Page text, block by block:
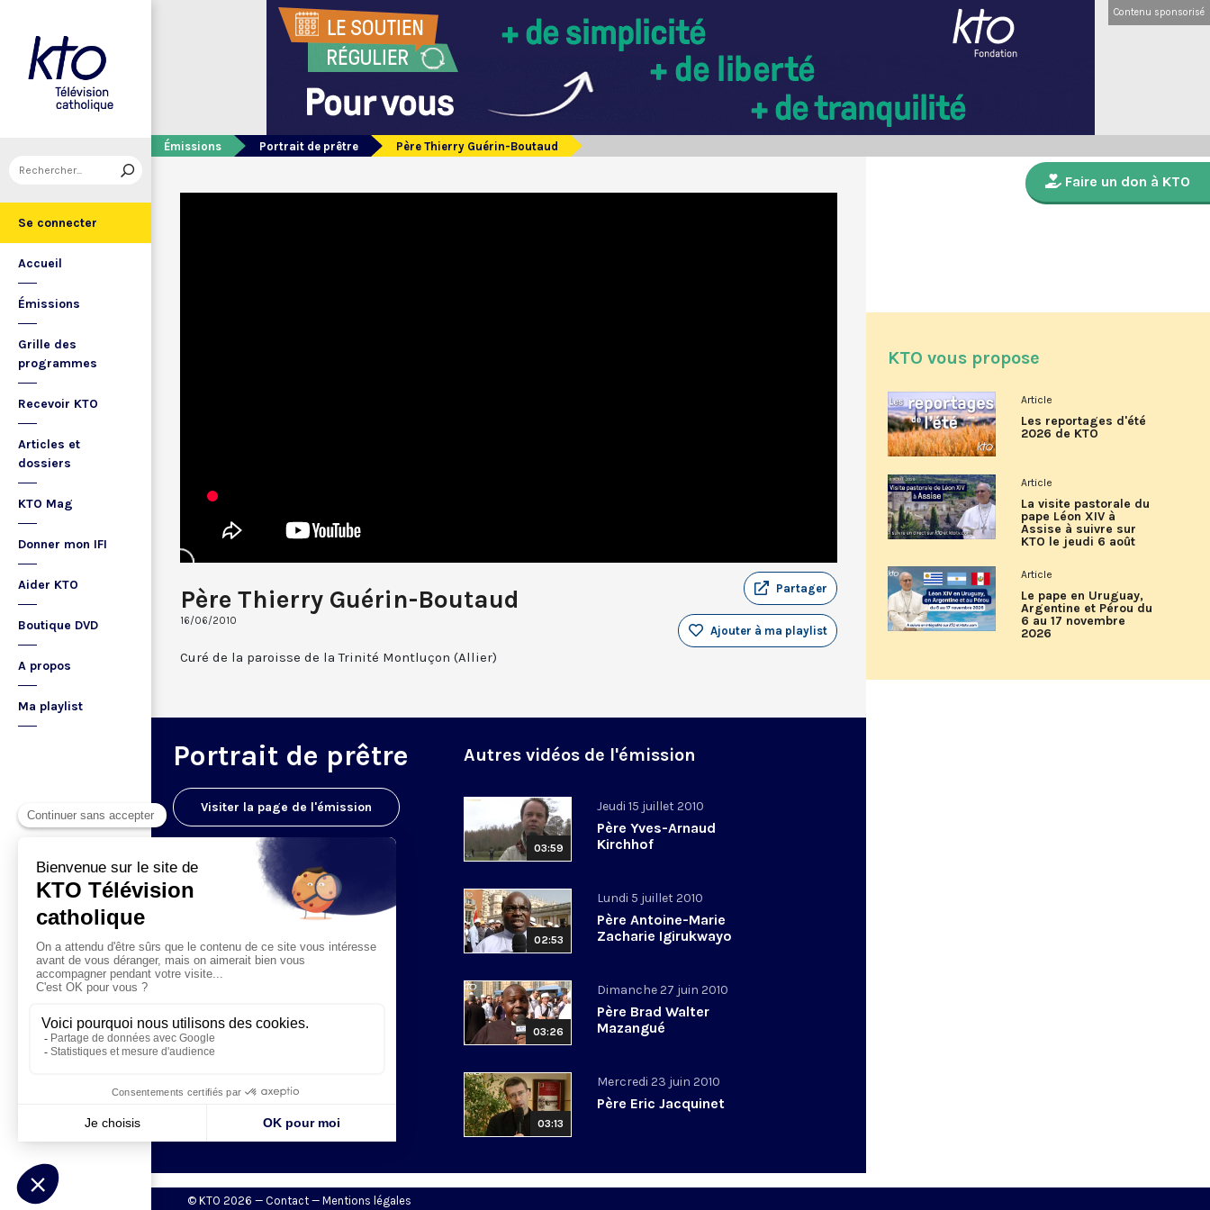
Se connecter
Accueil
Émissions
Grille des
programmes
Recevoir KTO
Articles et
dossiers
KTO Mag
Donner mon IFI
Aider KTO
Boutique DVD
A propos
Ma playlist
Contenu sponsorisé
Émissions Portrait de prêtre Père Thierry Guérin-Boutaud
Père Thierry Guérin-Boutaud
16/06/2010
Partager
Ajouter à ma playlist
Curé de la paroisse de la Trinité Montluçon (Allier)
Portrait de prêtre
Visiter la page de l'émission
Autres vidéos de l'émission
03:59
Jeudi 15 juillet 2010
Père Yves-Arnaud
Kirchhof
02:53
Lundi 5 juillet 2010
Père Antoine-Marie
Zacharie Igirukwayo
03:26
Dimanche 27 juin 2010
Père Brad Walter
Mazangué
03:13
Mercredi 23 juin 2010
Père Eric Jacquinet
Faire un don à KTO
KTO vous propose
Article
Les reportages d'été
2026 de KTO
Article
La visite pastorale du
pape Léon XIV à
Assise à suivre sur
KTO le jeudi 6 août
Article
Le pape en Uruguay,
Argentine et Pérou du
6 au 17 novembre
2026
© KTO 2026 — Contact — Mentions légales